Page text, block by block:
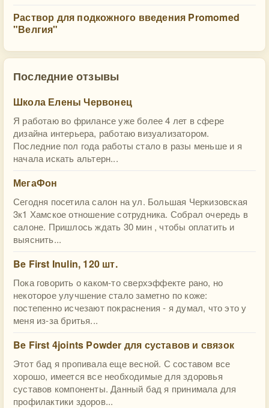
Раствор для подкожного введения Promomed
"Велгия"
Последние отзывы
Школа Елены Червонец
Я работаю во фрилансе уже более 4 лет в сфере
дизайна интерьера, работаю визуализатором.
Последние пол года работы стало в разы меньше и я
начала искать альтерн...
МегаФон
Сегодня посетила салон на ул. Большая Черкизовская
3к1 Хамское отношение сотрудника. Собрал очередь в
салоне. Пришлось ждать 30 мин , чтобы оплатить и
выяснить...
Be First Inulin, 120 шт.
Пока говорить о каком-то сверхэффекте рано, но
некоторое улучшение стало заметно по коже:
постепенно исчезают покраснения - я думал, что это у
меня из-за бритья...
Be First 4joints Powder для суставов и связок
Этот бад я пропивала еще весной. С составом все
хорошо, имеется все необходимые для здоровья
суставов компоненты. Данный бад я принимала для
профилактики здоров...